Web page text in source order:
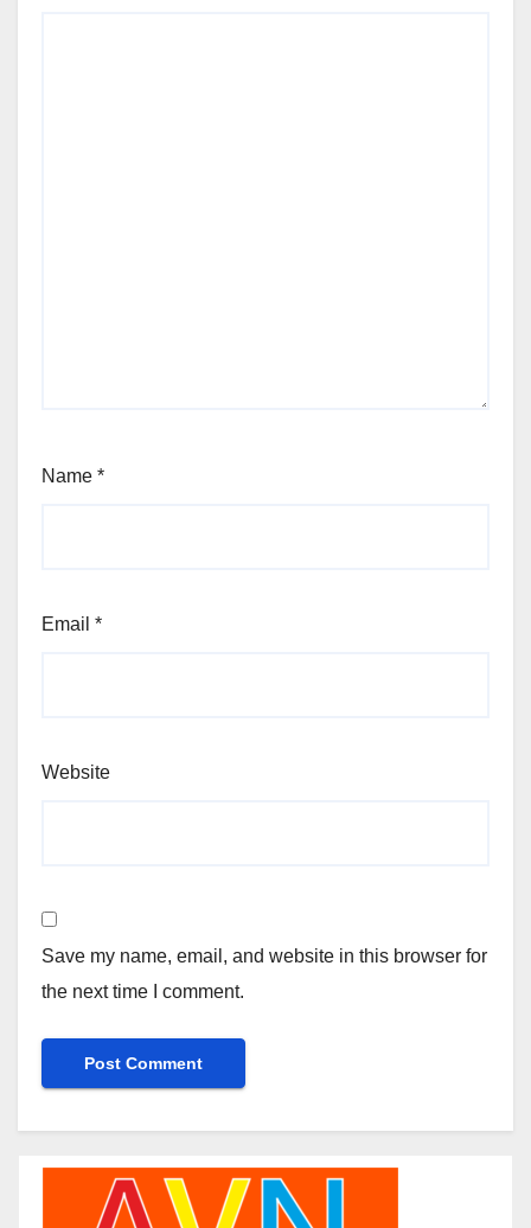
Name *
Email *
Website
Save my name, email, and website in this browser for
the next time I comment.